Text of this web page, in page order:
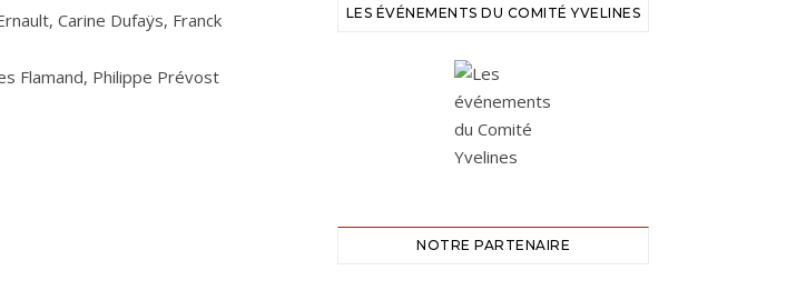
Carine Dufaÿs, Franck
Flamand, Philippe Prévost
LES ÉVÉNEMENTS DU COMITÉ YVELINES
NOTRE PARTENAIRE